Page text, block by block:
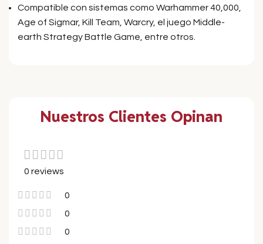
Compatible con sistemas como Warhammer 40,000,
Age of Sigmar, Kill Team, Warcry, el juego Middle-
earth Strategy Battle Game, entre otros.
Nuestros Clientes Opinan
0 reviews
0
0
0